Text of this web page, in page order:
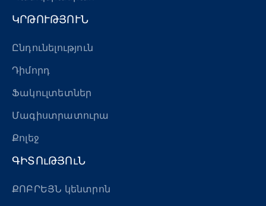
ԿՐԹՈՒԹՅՈՒՆ
Ընդունելություն
Դիմորդ
Ֆակուլտետներ
Մագիստրատուրա
Քոլեջ
ԳԻՏՈւԹՅՈւՆ
ՔՈԲՐԵՅՆ կենտրոն